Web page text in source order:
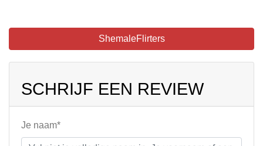
ShemaleFlirters
SCHRIJF EEN REVIEW
Je naam*